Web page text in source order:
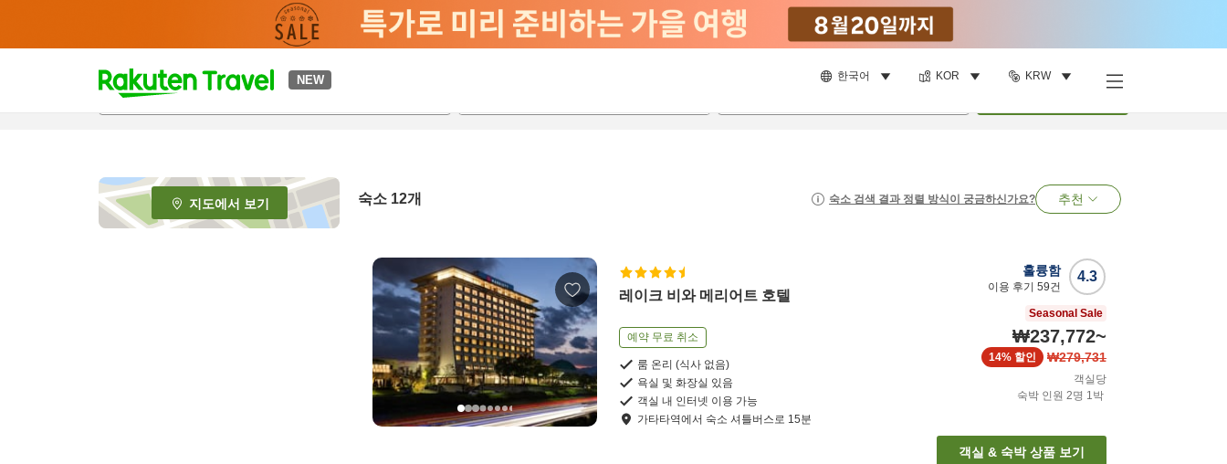
NEW 한국어 KOR KRW
t
p
e
_
s
지도에서 보기 숙소 12개 숙소 검색 결과 정렬 방식이 궁금하신가요? 추천
레이크 비와 메리어트 호텔
예약 무료 취소
룸 온리 (식사 없음)
욕실 및 화장실 있음
객실 내 인터넷 이용 가능
가타타역에서 숙소 셔틀버스로 15분
4.3
훌륭함
이용 후기 59건
Seasonal Sale
₩237,772~
₩279,731
14% 할인
객실당
숙박 인원 2명 1박
객실 & 숙박 상품 보기